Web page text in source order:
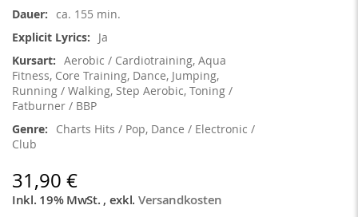
ca. 155 min.
Ja
Aerobic / Cardiotraining, Aqua
Fitness, Core Training, Dance, Jumping,
Running / Walking, Step Aerobic, Toning /
Fatburner / BBP
Charts Hits / Pop, Dance / Electronic /
Club
31,90 €
Inkl. 19% MwSt. , exkl. Versandkosten